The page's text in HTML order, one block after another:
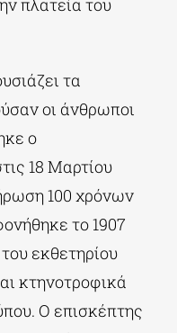
πλατεία του
τα
οι άνθρωποι
ο
18 Μαρτίου
100 χρόνων
το 1907
εκθετηρίου
κτηνοτροφικά
Ο επισκέπτης